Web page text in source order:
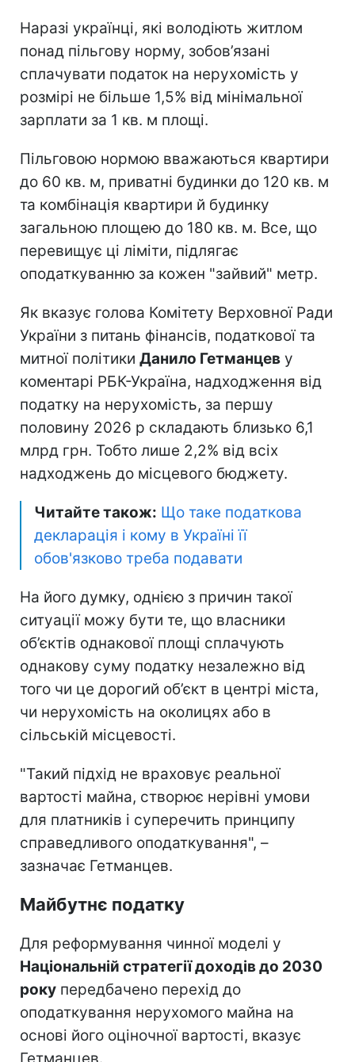
Наразі українці, які володіють житлом
понад пільгову норму, зобов’язані
сплачувати податок на нерухомість у
розмірі не більше 1,5% від мінімальної
зарплати за 1 кв. м площі.
Пільговою нормою вважаються квартири
до 60 кв. м, приватні будинки до 120 кв. м
та комбінація квартири й будинку
загальною площею до 180 кв. м. Все, що
перевищує ці ліміти, підлягає
оподаткуванню за кожен "зайвий" метр.
Як вказує голова Комітету Верховної Ради
України з питань фінансів, податкової та
митної політики Данило Гетманцев у
коментарі РБК-Україна, надходження від
податку на нерухомість, за першу
половину 2026 р складають близько 6,1
млрд грн. Тобто лише 2,2% від всіх
надходжень до місцевого бюджету.
Читайте також: Що таке податкова
декларація і кому в Україні її
обов'язково треба подавати
На його думку, однією з причин такої
ситуації можу бути те, що власники
об’єктів однакової площі сплачують
однакову суму податку незалежно від
того чи це дорогий об’єкт в центрі міста,
чи нерухомість на околицях або в
сільській місцевості.
"Такий підхід не враховує реальної
вартості майна, створює нерівні умови
для платників і суперечить принципу
справедливого оподаткування", –
зазначає Гетманцев.
Майбутнє податку
Для реформування чинної моделі у
Національній стратегії доходів до 2030
року передбачено перехід до
оподаткування нерухомого майна на
основі його оціночної вартості, вказує
Гетманцев.